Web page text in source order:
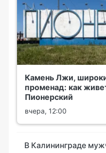
Камень Лжи,
променад: как
Пионерский
вчера, 12:00
В Калининграде